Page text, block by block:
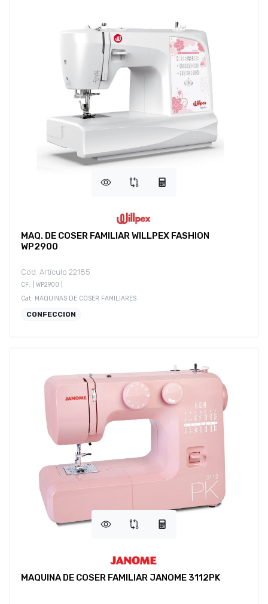
MAQ. DE COSER FAMILIAR WILLPEX FASHION
WP2900
Cod. Artículo 22185
CF: | WP2900 |
Cat: MAQUINAS DE COSER FAMILIARES
CONFECCION
MAQUINA DE COSER FAMILIAR JANOME 3112PK